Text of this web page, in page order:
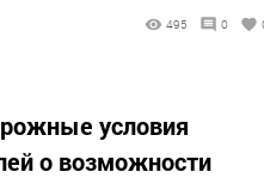
495 0
условия
о возможности